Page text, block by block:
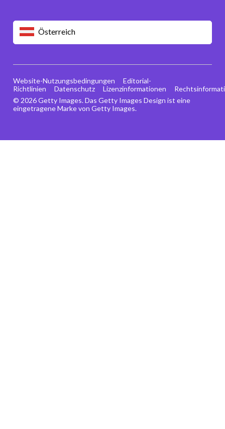
Österreich
© 2026 Getty Images. Das Getty Images Design ist eine
eingetragene Marke von Getty Images.
Website-Nutzungsbedingungen
Editorial-
Richtlinien
Datenschutz Lizenzinformationen